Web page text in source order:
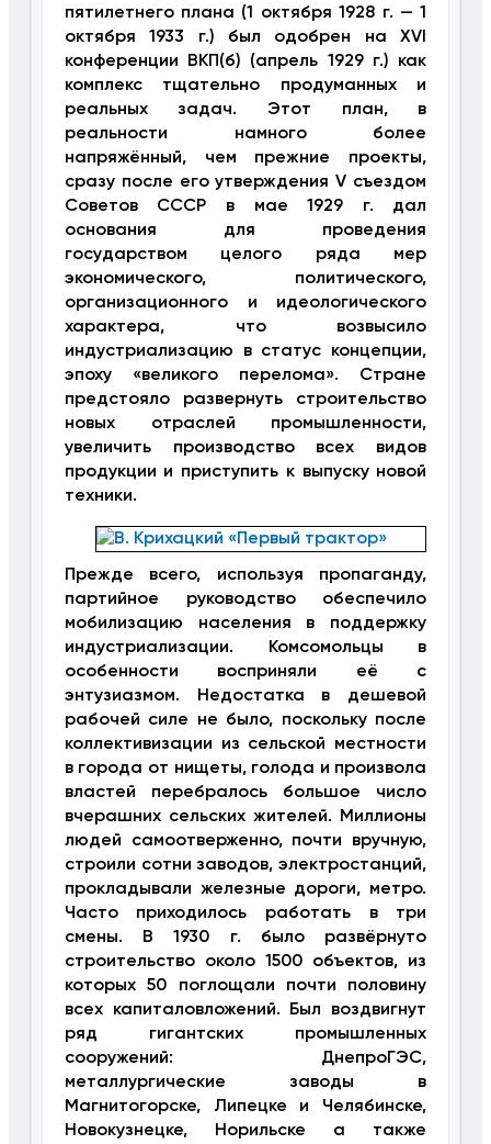
пятилетнего плана (1 октября 1928 г. — 1
октября 1933 г.) был одобрен на XVI
конференции ВКП(б) (апрель 1929 г.) как
комплекс тщательно продуманных и
реальных задач. Этот план, в
реальности намного более
напряжённый, чем прежние проекты,
сразу после его утверждения V съездом
Советов СССР в мае 1929 г. дал
основания для проведения
государством целого ряда мер
экономического, политического,
организационного и идеологического
характера, что возвысило
индустриализацию в статус концепции,
эпоху «великого перелома». Стране
предстояло развернуть строительство
новых отраслей промышленности,
увеличить производство всех видов
продукции и приступить к выпуску новой
техники.
Прежде всего, используя пропаганду,
партийное руководство обеспечило
мобилизацию населения в поддержку
индустриализации. Комсомольцы в
особенности восприняли её с
энтузиазмом. Недостатка в дешевой
рабочей силе не было, поскольку после
коллективизации из сельской местности
в города от нищеты, голода и произвола
властей перебралось большое число
вчерашних сельских жителей. Миллионы
людей самоотверженно, почти вручную,
строили сотни заводов, электростанций,
прокладывали железные дороги, метро.
Часто приходилось работать в три
смены. В 1930 г. было развёрнуто
строительство около 1500 объектов, из
которых 50 поглощали почти половину
всех капиталовложений. Был воздвигнут
ряд гигантских промышленных
сооружений: ДнепроГЭС,
металлургические заводы в
Магнитогорске, Липецке и Челябинске,
Новокузнецке, Норильске а также